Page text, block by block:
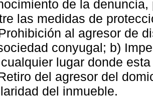
de la
las medidas de
al agresor de
conyugal; b)
lugar donde
del agresor del
del inmueble.